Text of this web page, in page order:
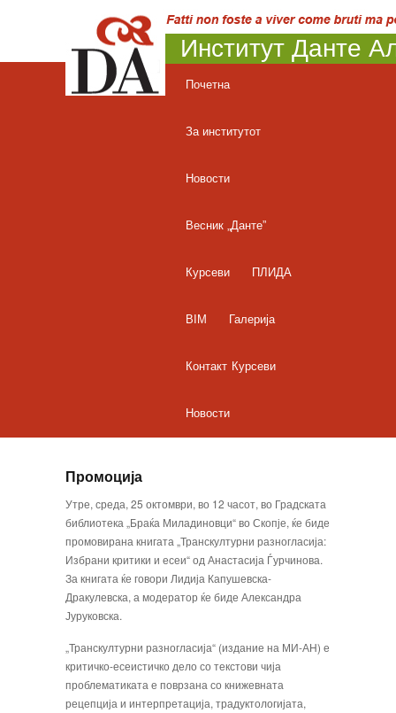
Институт Данте
Почетна
За институтот
Новости
Весник „Данте”
Курсеви ПЛИДА
BIM Галерија
Контакт Курсеви
Новости
Промоција
Утре, среда, 25 октомври, во 12 часот, во Градската
библиотека „Браќа Миладиновци“ во Скопје, ќе биде
промовирана книгата „Транскултурни разногласија:
Избрани критики и есеи“ од Анастасија Ѓурчинова.
За книгата ќе говори Лидија Капушевска-
Дракулевска, а модератор ќе биде Александра
Јуруковска.
„Транскултурни разногласија“ (издание на МИ-АН) е
критичко-есеистичко дело со текстови чија
проблематиката е поврзана со книжевната
рецепција и интерпретација, традуктологијата,